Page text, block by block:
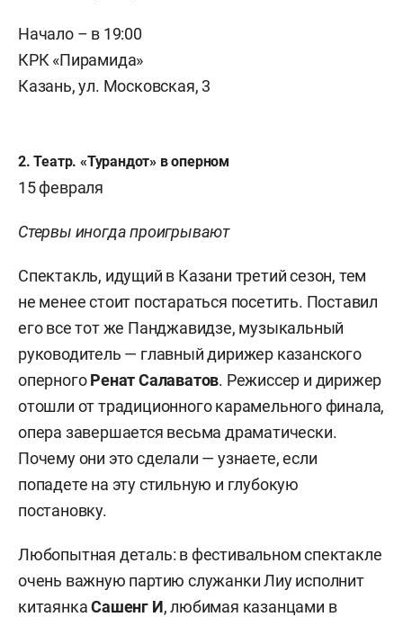
Начало – в 19:00
КРК «Пирамида»
Казань, ул. Московская, 3
2. Театр. «Турандот» в оперном
15 февраля
Стервы иногда проигрывают
Спектакль, идущий в Казани третий сезон, тем
не менее стоит постараться посетить. Поставил
его все тот же Панджавидзе, музыкальный
руководитель — главный дирижер казанского
оперногоРенат Салаватов. Режиссер и дирижер
отошли от традиционного карамельного финала,
опера завершается весьма драматически.
Почему они это сделали — узнаете, если
попадете на эту стильную и глубокую
постановку.
Любопытная деталь: в фестивальном спектакле
очень важную партию служанки Лиу исполнит
китаянкаСашенг И, любимая казанцами в